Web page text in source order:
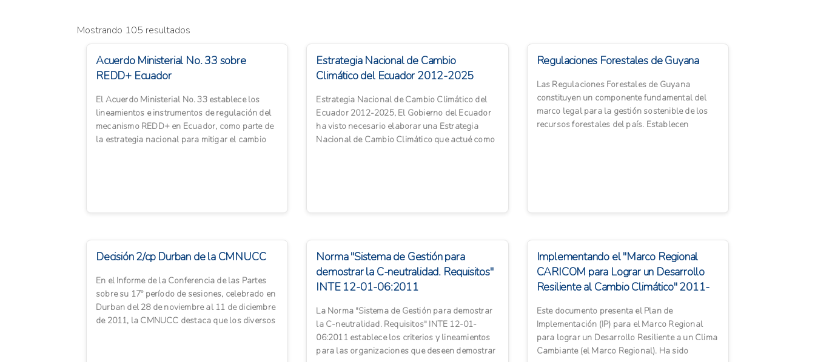
Mostrando 105 resultados
Acuerdo Ministerial No. 33 sobre
REDD+ Ecuador
El Acuerdo Ministerial No. 33 establece los
lineamientos e instrumentos de regulación del
mecanismo REDD+ en Ecuador, como parte de
la estrategia nacional para mitigar el cambio
Estrategia Nacional de Cambio
Climático del Ecuador 2012-2025
Estrategia Nacional de Cambio Climático del
Ecuador 2012-2025, El Gobierno del Ecuador
ha visto necesario elaborar una Estrategia
Nacional de Cambio Climático que actué como
Regulaciones Forestales de Guyana
Las Regulaciones Forestales de Guyana
constituyen un componente fundamental del
marco legal para la gestión sostenible de los
recursos forestales del país. Establecen
Decisión 2/cp Durban de la CMNUCC
En el Informe de la Conferencia de las Partes
sobre su 17º período de sesiones, celebrado en
Durban del 28 de noviembre al 11 de diciembre
de 2011, la CMNUCC destaca que los diversos
Norma "Sistema de Gestión para
demostrar la C-neutralidad. Requisitos"
INTE 12-01-06:2011
La Norma "Sistema de Gestión para demostrar
la C-neutralidad. Requisitos" INTE 12-01-
06:2011 establece los criterios y lineamientos
para las organizaciones que deseen demostrar
Implementando el "Marco Regional
CARICOM para Lograr un Desarrollo
Resiliente al Cambio Climático" 2011-
Este documento presenta el Plan de
Implementación (IP) para el Marco Regional
para lograr un Desarrollo Resiliente a un Clima
Cambiante (el Marco Regional). Ha sido